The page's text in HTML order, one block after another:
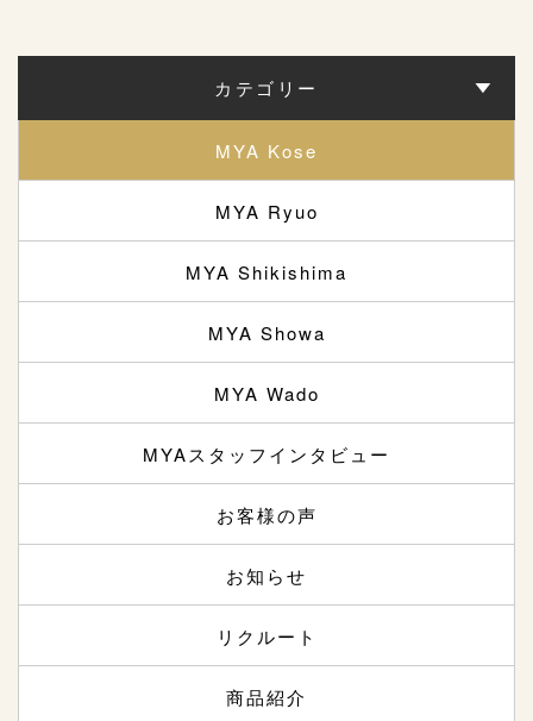
カテゴリー
MYA Kose
MYA Ryuo
MYA Shikishima
MYA Showa
MYA Wado
MYAスタッフインタビュー
お客様の声
お知らせ
リクルート
商品紹介